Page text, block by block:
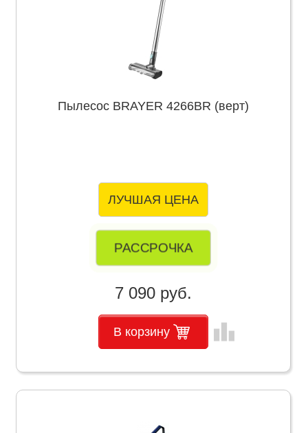
Пылесос BRAYER 4266BR (верт)
ЛУЧШАЯ ЦЕНА
РАССРОЧКА
7 090 руб.
В корзину leaderboard